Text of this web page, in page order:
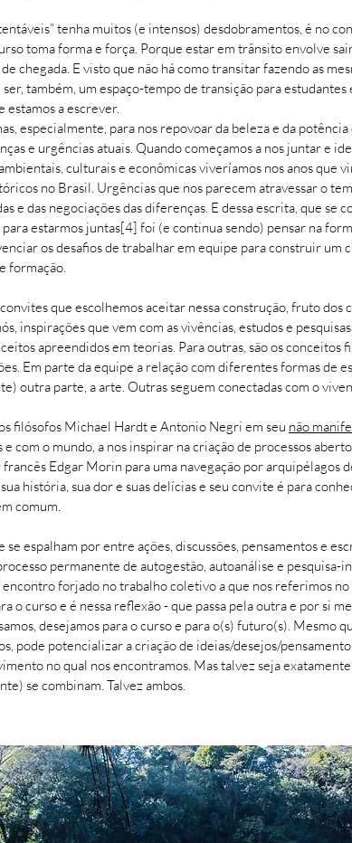
tenha muitos (e intensos) desdobramentos, é no
toma forma e força. Porque estar em trânsito envolve
chegada. E visto que não há como transitar fazendo as
também, um espaço-tempo de transição para
estamos a escrever.
especialmente, para nos repovoar da beleza e da
e urgências atuais. Quando começamos a nos juntar e
culturais e econômicas viveríamos nos anos
no Brasil. Urgências que nos parecem atravessar o
e das negociações das diferenças. E dessa escrita, que
estarmos juntas[4] foi (e continua sendo) pensar na
os desafios de trabalhar em equipe para construir
formação.
que escolhemos aceitar nessa construção, fruto
inspirações que vem com as vivências, estudos e
apreendidos em teorias. Para outras, são os
Em parte da equipe a relação com diferentes formas
outra parte, a arte. Outras seguem conectadas com o
filósofos Michael Hardt e Antonio Negri em seu não
com o mundo, a nos inspirar na criação de processos
Edgar Morin para uma navegação por arquipélagos
história, sua dor e suas delícias e seu convite é para
comum.
se espalham por entre ações, discussões, pensamentos e
permanente de autogestão, autoanálise e
encontro forjado no trabalho coletivo a que nos referimos
o curso e é nessa reflexão - que passa pela outra e por si
desejamos para o curso e para o(s) futuro(s). Mesmo
pode potencializar a criação de ideias/desejos/
no qual nos encontramos. Mas talvez seja
se combinam. Talvez ambos.